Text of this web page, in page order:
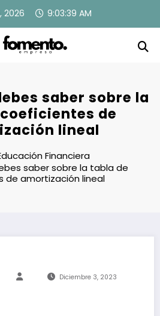
2026 9:03:40 AM
saber sobre la
de
lineal
Financiera
saber sobre la tabla de
de amortización lineal
Diciembre 3, 2023